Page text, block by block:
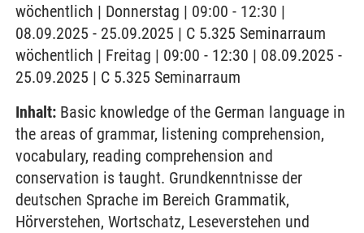
wöchentlich | Donnerstag | 09:00 - 12:30 |
08.09.2025 - 25.09.2025 | C 5.325 Seminarraum
wöchentlich | Freitag | 09:00 - 12:30 | 08.09.2025 -
25.09.2025 | C 5.325 Seminarraum
Inhalt: Basic knowledge of the German language in
the areas of grammar, listening comprehension,
vocabulary, reading comprehension and
conservation is taught. Grundkenntnisse der
deutschen Sprache im Bereich Grammatik,
Hörverstehen, Wortschatz, Leseverstehen und